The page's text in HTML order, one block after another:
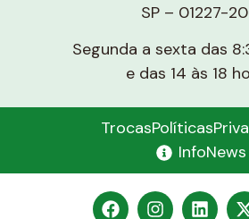
SP – 01227-
Segunda a sexta das
e das 14 às 18
TrocasPolíticas
InfoNews